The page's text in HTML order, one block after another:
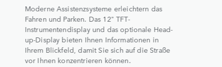
Moderne Assistenzsysteme erleichtern das
Fahren und Parken. Das 12" TFT-
Instrumentendisplay und das optionale Head-
up-Display bieten Ihnen Informationen in
Ihrem Blickfeld, damit Sie sich auf die Straße
vor Ihnen konzentrieren können.